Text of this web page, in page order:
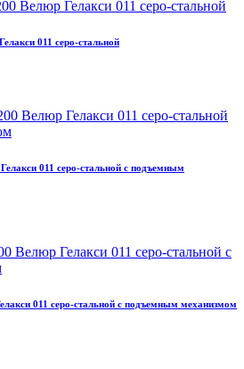
011 серо-стальной
011 серо-стальной с подъемным
011 серо-стальной с подъемным механизмом